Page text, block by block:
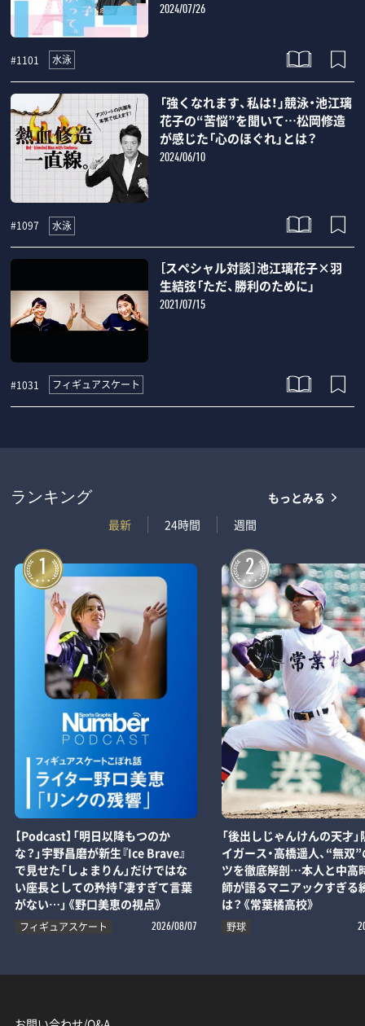
2024/07/26
#1101 水泳
「強くなれます、私は！」競泳・池江璃
花子の“苦悩”を聞いて…松岡修造
が感じた「心のほぐれ」とは？
2024/06/10
#1097 水泳
［スペシャル対談］池江璃花子×羽
生結弦「ただ、勝利のために」
2021/07/15
#1031 フィギュアスケート
ランキング
最新
24時間 週間
もっとみる
1
【Podcast】「明日以降もつのか
な？」宇野昌磨が新生『Ice Brave』
で見せた「しょまりん」だけではな
い座長としての矜持「凄すぎて言葉
がない…」《野口美恵の視点》
フィギュアスケート 2026/08/07
2
「後出しじゃんけんの天才
イガース・高橋遥人、“無双
ツを徹底解剖…本人と中高
師が語るマニアックすぎる
は？《常葉橘高校》
野球